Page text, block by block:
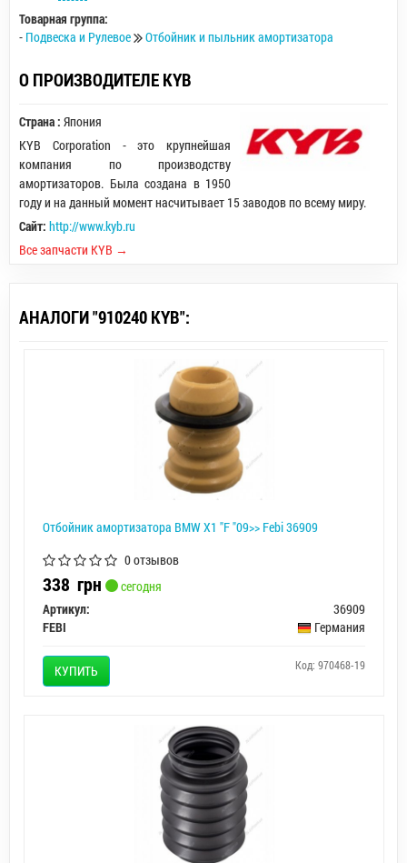
Товарная группа:
- Подвеска и Рулевое Отбойник и пыльник амортизатора
О ПРОИЗВОДИТЕЛЕ KYB
Страна : Япония
KYB Corporation - это крупнейшая
компания по производству
амортизаторов. Была создана в 1950
году и на данный момент насчитывает 15 заводов по всему миру.
Сайт: http://www.kyb.ru
Все запчасти KYB →
АНАЛОГИ "910240 KYB":
Отбойник амортизатора BMW X1 "F "09>> Febi 36909
0 отзывов
338 грн
сегодня
Артикул:
36909
FEBI
Германия
КУПИТЬ Код: 970468-19